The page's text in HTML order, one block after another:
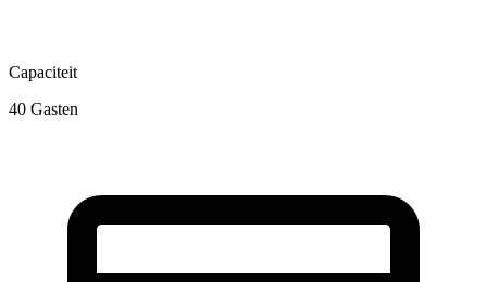
Capaciteit
40 Gasten